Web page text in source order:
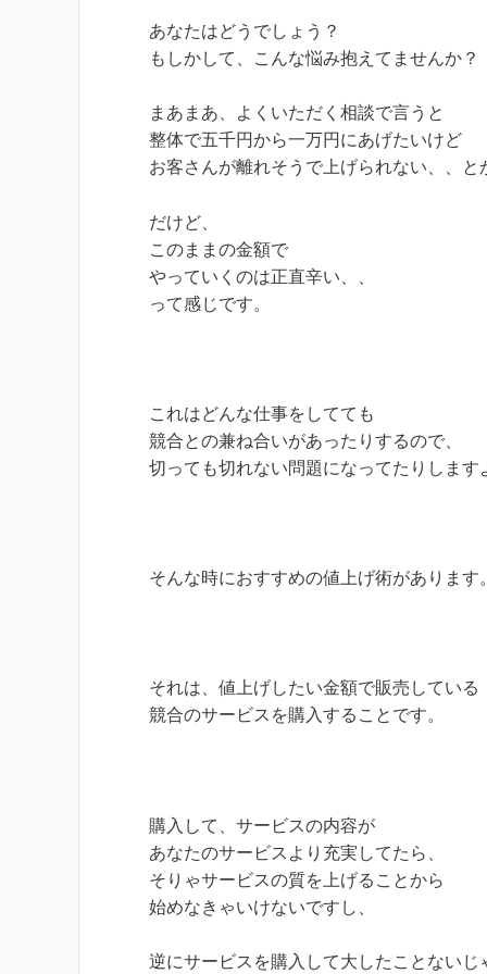
あなたはどうでしょう？
もしかして、こんな悩み抱えてませんか？
まあまあ、よくいただく相談で言うと
整体で五千円から一万円にあげたいけど
お客さんが離れそうで上げられない、、と
だけど、
このままの金額で
やっていくのは正直辛い、、
って感じです。
これはどんな仕事をしてても
競合との兼ね合いがあったりするので、
切っても切れない問題になってたりします
そんな時におすすめの値上げ術があります。
それは、値上げしたい金額で販売している
競合のサービスを購入することです。
購入して、サービスの内容が
あなたのサービスより充実してたら、
そりゃサービスの質を上げることから
始めなきゃいけないですし、
逆にサービスを購入して大したことないじ